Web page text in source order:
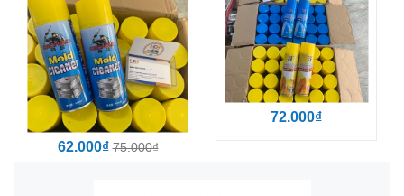
62.000₫75.000₫
72.000₫